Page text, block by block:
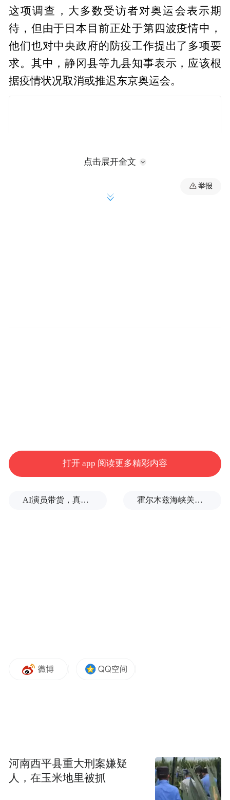
这项调查，大多数受访者对奥运会表示期
待，但由于日本目前正处于第四波疫情中，
他们也对中央政府的防疫工作提出了多项要
求。其中，静冈县等九县知事表示，应该根
据疫情状况取消或推迟东京奥运会。
自民党干事长二阶俊博曾在4月15日表示，如
个选项。作为自民党内二号人物，二阶俊博
点击展开全文
举报
打开 app 阅读更多精彩内容
AI演员带货，真人演员授权：AI时代如何重构信任关系 霍尔木兹海峡关闭致伊拉克石油出口骤降75%
河南西平县重大刑案嫌疑
人，在玉米地里被抓